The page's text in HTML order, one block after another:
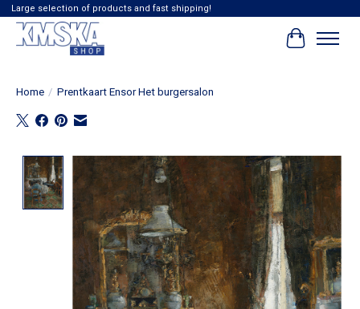
Large selection of products and fast shipping!
Home / Prentkaart Ensor Het burgersalon
Product image slideshow Items